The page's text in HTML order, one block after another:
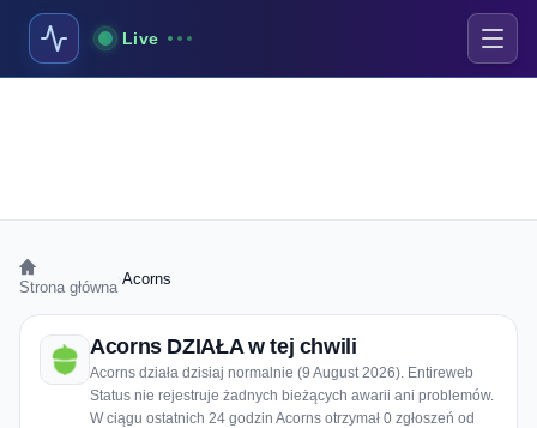
Live
Strona główna Acorns
Acorns DZIAŁA w tej chwili
Acorns działa dzisiaj normalnie (9 August 2026). Entireweb
Status nie rejestruje żadnych bieżących awarii ani problemów.
W ciągu ostatnich 24 godzin Acorns otrzymał 0 zgłoszeń od